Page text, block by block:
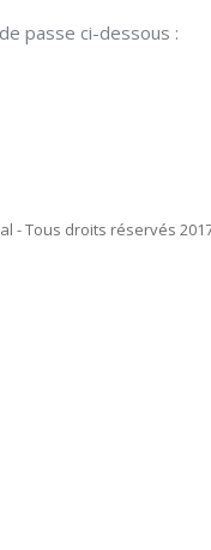
passe ci-dessous :
- Tous droits réservés